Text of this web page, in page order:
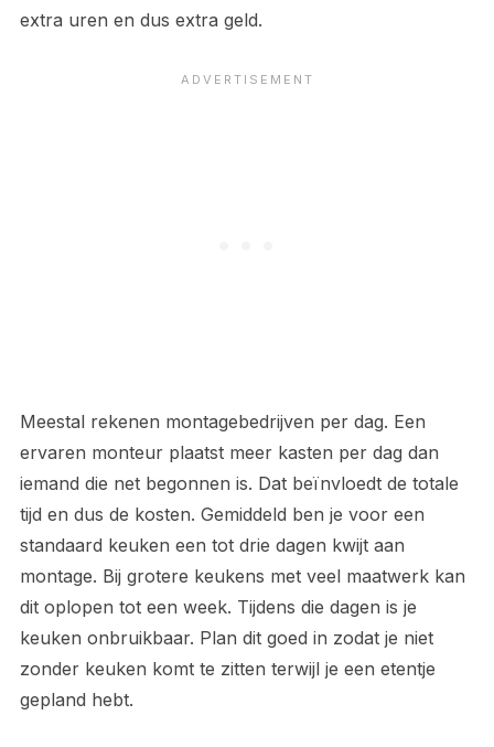
extra uren en dus extra geld.
Meestal rekenen montagebedrijven per dag. Een
ervaren monteur plaatst meer kasten per dag dan
iemand die net begonnen is. Dat beïnvloedt de totale
tijd en dus de kosten. Gemiddeld ben je voor een
standaard keuken een tot drie dagen kwijt aan
montage. Bij grotere keukens met veel maatwerk kan
dit oplopen tot een week. Tijdens die dagen is je
keuken onbruikbaar. Plan dit goed in zodat je niet
zonder keuken komt te zitten terwijl je een etentje
gepland hebt.